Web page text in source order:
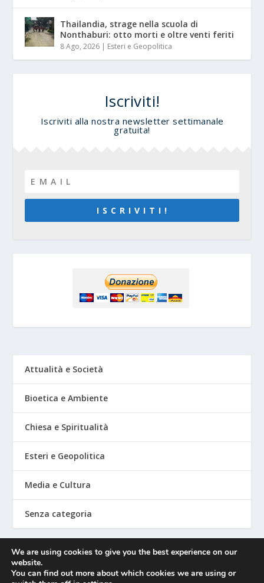
Thailandia, strage nella scuola di
Nonthaburi: otto morti e oltre venti feriti
8 Ago, 2026 | Esteri e Geopolitica
Iscriviti!
Iscriviti alla nostra newsletter settimanale
gratuita!
I S C R I V I T I !
Attualità e Società
Bioetica e Ambiente
Chiesa e Spiritualità
Esteri e Geopolitica
Media e Cultura
Senza categoria
We are using cookies to give you the best experience on our
website.
You can find out more about which cookies we are using or